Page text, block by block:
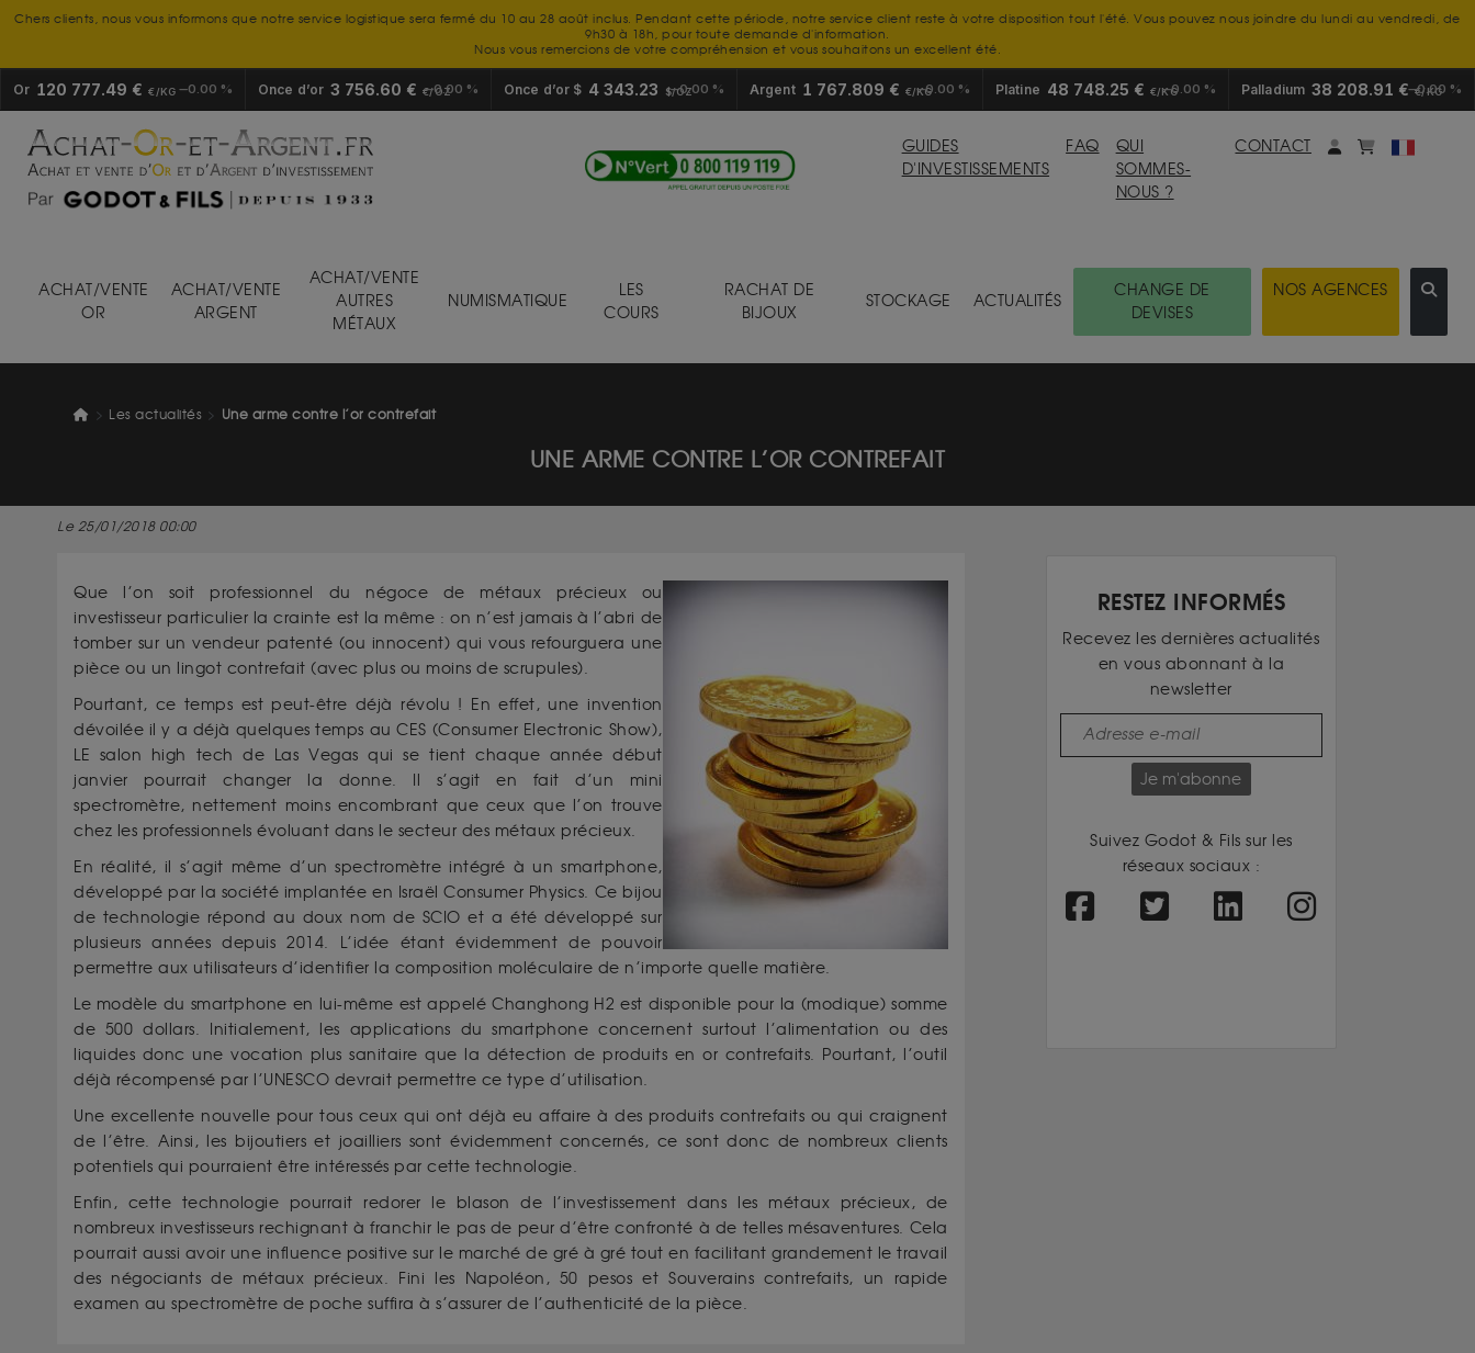
Chers clients, nous vous informons que notre service logistique sera fermé du 10 au 28 août inclus. Pendant cette période, notre service client reste à votre disposition tout l'été. Vous pouvez nous joindre du lundi au vendredi, de
9h30 à 18h, pour toute demande d'information.
Nous vous remercions de votre compréhension et vous souhaitons un excellent été.
Or 120 777.49 € €/KG 0.00 % Once d’or 3 756.60 € €/OZ
0.00 % Once d’or $ 4 343.23 $/OZ0.00 % Argent 1 767.809 € €/KG0.00 % Platine 48 748.25 € €/KG0.00 % Palladium 38 208.91 €€/KG
0.00 %
GUIDES
D'INVESTISSEMENTS
FAQ
QUI
SOMMES-
NOUS ?
CONTACT Mon compte
monpanier
ACHAT/VENTE
OR
ACHAT/VENTE
ARGENT
ACHAT/VENTE
AUTRES
MÉTAUX
NUMISMATIQUE
LES
COURS
RACHAT DE
BIJOUX
STOCKAGE ACTUALITÉS
CHANGE DE
DEVISES
NOS AGENCES
Les actualités Une arme contre l’or contrefait
UNE ARME CONTRE L’OR CONTREFAIT
Le 25/01/2018 00:00
Que l’on soit professionnel du négoce de métaux précieux ou
investisseur particulier la crainte est la même : on n’est jamais à l’abri de
tomber sur un vendeur patenté (ou innocent) qui vous refourguera une
pièce ou un lingot contrefait (avec plus ou moins de scrupules).
Pourtant, ce temps est peut-être déjà révolu ! En effet, une invention
dévoilée il y a déjà quelques temps au CES (Consumer Electronic Show),
LE salon high tech de Las Vegas qui se tient chaque année début
janvier pourrait changer la donne. Il s’agit en fait d’un mini
spectromètre, nettement moins encombrant que ceux que l’on trouve
chez les professionnels évoluant dans le secteur des métaux précieux.
En réalité, il s’agit même d’un spectromètre intégré à un smartphone,
développé par la société implantée en Israël Consumer Physics. Ce bijou
de technologie répond au doux nom de SCIO et a été développé sur
plusieurs années depuis 2014. L’idée étant évidemment de pouvoir
permettre aux utilisateurs d’identifier la composition moléculaire de n’importe quelle matière.
Le modèle du smartphone en lui-même est appelé Changhong H2 est disponible pour la (modique) somme
de 500 dollars. Initialement, les applications du smartphone concernent surtout l’alimentation ou des
liquides donc une vocation plus sanitaire que la détection de produits en or contrefaits. Pourtant, l’outil
déjà récompensé par l’UNESCO devrait permettre ce type d’utilisation.
Une excellente nouvelle pour tous ceux qui ont déjà eu affaire à des produits contrefaits ou qui craignent
de l’être. Ainsi, les bijoutiers et joailliers sont évidemment concernés, ce sont donc de nombreux clients
potentiels qui pourraient être intéressés par cette technologie.
Enfin, cette technologie pourrait redorer le blason de l’investissement dans les métaux précieux, de
nombreux investisseurs rechignant à franchir le pas de peur d’être confronté à de telles mésaventures. Cela
pourrait aussi avoir une influence positive sur le marché de gré à gré tout en facilitant grandement le travail
des négociants de métaux précieux. Fini les Napoléon, 50 pesos et Souverains contrefaits, un rapide
examen au spectromètre de poche suffira à s’assurer de l’authenticité de la pièce.
RESTEZ INFORMÉS
Recevez les dernières actualités
en vous abonnant à la
newsletter
Je m'abonne
Suivez Godot & Fils sur les
réseaux sociaux :